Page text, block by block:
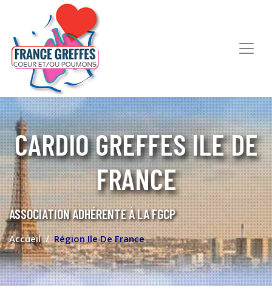
CARDIO GREFFES ILE DE
FRANCE
ASSOCIATION ADHÉRENTE À LA FGCP
Accueil Région Ile De France